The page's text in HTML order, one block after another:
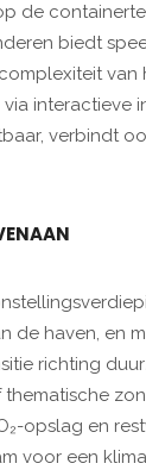
de
biedt
van
interactieve
verbindt
de haven, en
richting
opslag en
voor een